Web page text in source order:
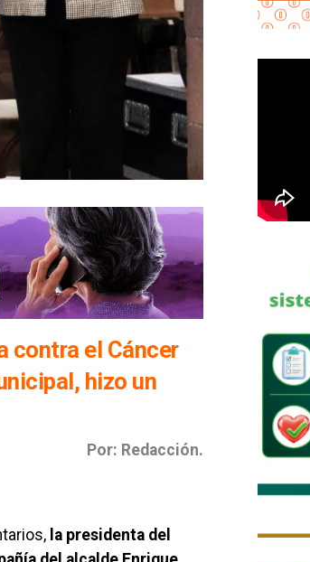
contra el Cáncer
hizo un
Por: Redacción.
la presidenta del